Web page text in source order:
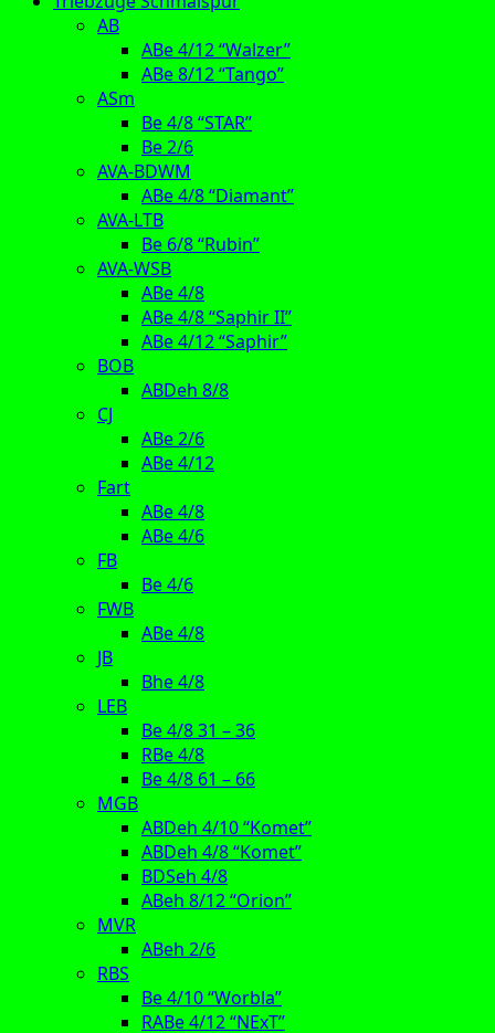
AB
ABe 4/12 “Walzer”
ABe 8/12 “Tango”
ASm
Be 4/8 “STAR”
Be 2/6
AVA-BDWM
ABe 4/8 “Diamant”
AVA-LTB
Be 6/8 “Rubin”
AVA-WSB
ABe 4/8
ABe 4/8 “Saphir II”
ABe 4/12 “Saphir”
BOB
ABDeh 8/8
CJ
ABe 2/6
ABe 4/12
Fart
ABe 4/8
ABe 4/6
FB
Be 4/6
FWB
ABe 4/8
JB
Bhe 4/8
LEB
Be 4/8 31 – 36
RBe 4/8
Be 4/8 61 – 66
MGB
ABDeh 4/10 “Komet”
ABDeh 4/8 “Komet”
BDSeh 4/8
ABeh 8/12 “Orion”
MVR
ABeh 2/6
RBS
Be 4/10 “Worbla”
RABe 4/12 “NExT”